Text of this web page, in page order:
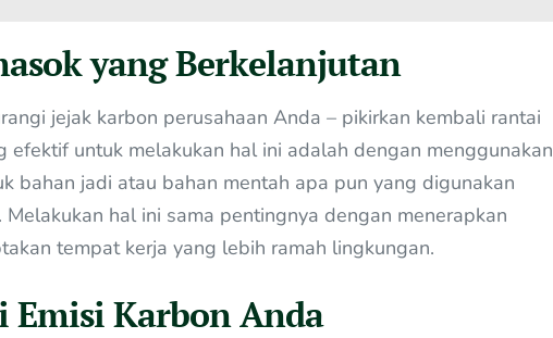
yang Berkelanjutan
jejak karbon perusahaan Anda – pikirkan kembali rantai
efektif untuk melakukan hal ini adalah dengan menggunakan
bahan jadi atau bahan mentah apa pun yang digunakan
hal ini sama pentingnya dengan menerapkan
tempat kerja yang lebih ramah lingkungan.
Emisi Karbon Anda